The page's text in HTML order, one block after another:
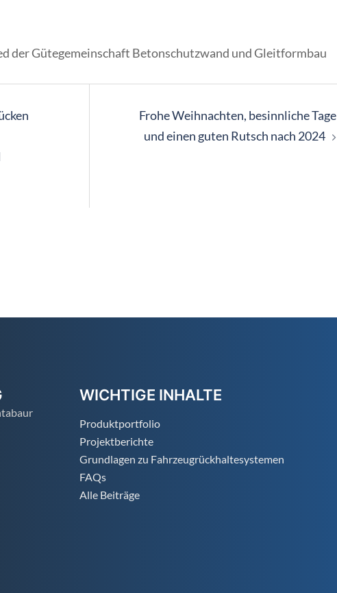
der Gütegemeinschaft Betonschutzwand und Gleitformbau
Frohe Weihnachten, besinnliche Tage
und einen guten Rutsch nach 2024
WICHTIGE INHALTE
Produktportfolio
Projektberichte
Grundlagen zu Fahrzeugrückhaltesystemen
FAQs
Alle Beiträge